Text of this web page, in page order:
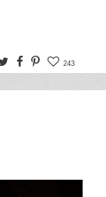
TwitterFacebook
Pinterest
243